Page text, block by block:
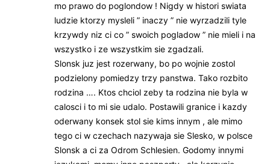
mo prawo do poglondow ! Nigdy w histori swiata
ludzie ktorzy mysleli ” inaczy ” nie wyrzadzili tyle
krzywdy niz ci co ” swoich pogladow ” nie mieli i na
wszystko i ze wszystkim sie zgadzali.
Slonsk juz jest rozerwany, bo po wojnie zostol
podzielony pomiedzy trzy panstwa. Tako rozbito
rodzina …. Ktos chciol zeby ta rodzina nie byla w
calosci i to mi sie udalo. Postawili granice i kazdy
oderwany konsek stol sie kims innym , ale mimo
tego ci w czechach nazywaja sie Slesko, w polsce
Slonsk a ci za Odrom Schlesien. Godomy innymi